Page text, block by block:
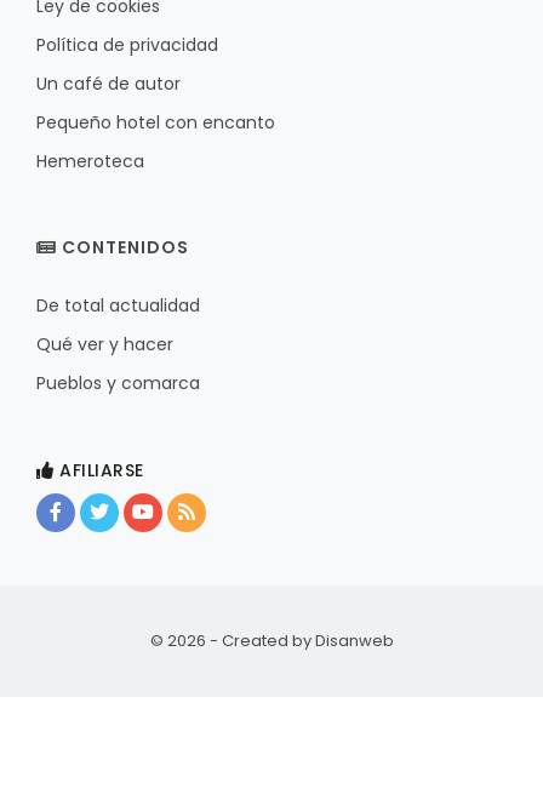
Ley de cookies
Política de privacidad
Un café de autor
Pequeño hotel con encanto
Hemeroteca
CONTENIDOS
De total actualidad
Qué ver y hacer
Pueblos y comarca
AFILIARSE
© 2026 - Created byDisanweb